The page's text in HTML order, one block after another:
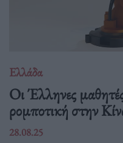
Ελλάδα
Οι Έλληνες
ρομποτική στην
28.08.25